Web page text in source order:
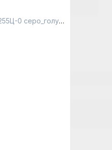
0 серо_голубой